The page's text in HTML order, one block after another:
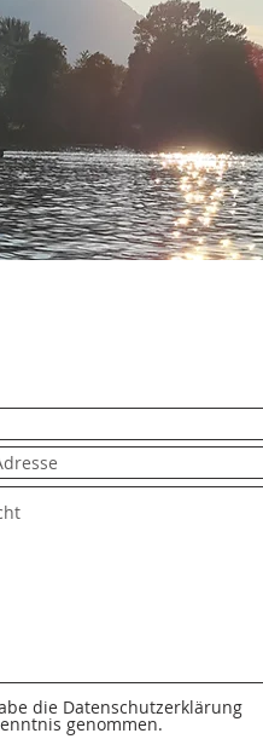
die Datenschutzerklärung
genommen.